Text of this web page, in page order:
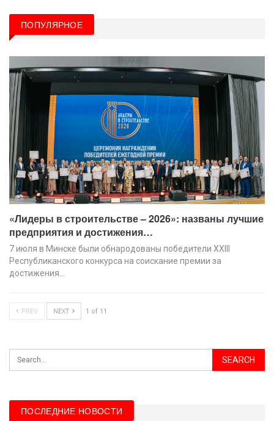
ПОПУЛЯРНОЕ
«Лидеры в строительстве – 2026»: названы лучшие
предприятия и достижения…
7 июля в Минске были обнародованы победители XХIII
Республиканского конкурса на соискание премии за
достижения…
PREV NEXT 1 of 11
ПОСЛЕДНИЕ НОВОСТИ